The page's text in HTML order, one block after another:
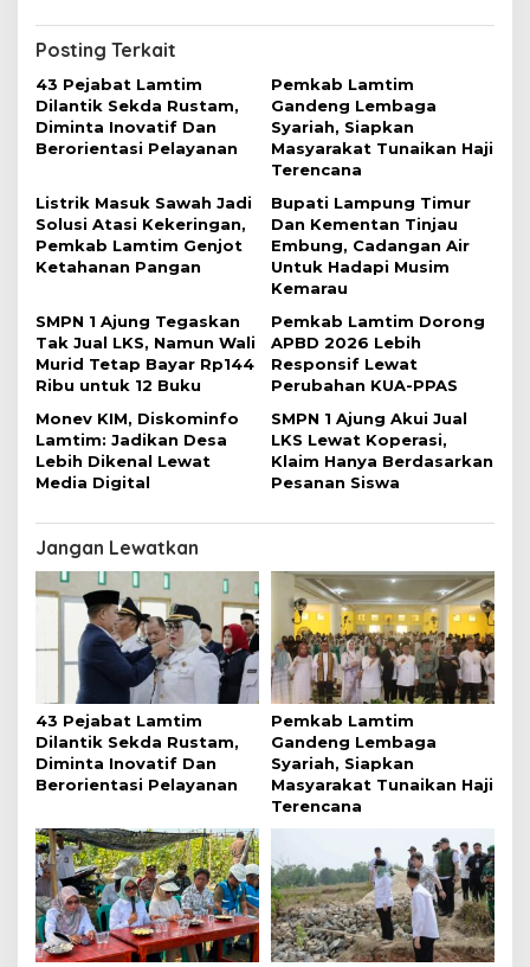
a
s
i
p
s
Posting Terkait
43 Pejabat Lamtim
Dilantik Sekda Rustam,
Diminta Inovatif Dan
Berorientasi Pelayanan
Pemkab Lamtim
Gandeng Lembaga
Syariah, Siapkan
Masyarakat Tunaikan Haji
Terencana
Listrik Masuk Sawah Jadi
Solusi Atasi Kekeringan,
Pemkab Lamtim Genjot
Ketahanan Pangan
Bupati Lampung Timur
Dan Kementan Tinjau
Embung, Cadangan Air
Untuk Hadapi Musim
Kemarau
SMPN 1 Ajung Tegaskan
Tak Jual LKS, Namun Wali
Murid Tetap Bayar Rp144
Ribu untuk 12 Buku
Pemkab Lamtim Dorong
APBD 2026 Lebih
Responsif Lewat
Perubahan KUA-PPAS
Monev KIM, Diskominfo
Lamtim: Jadikan Desa
Lebih Dikenal Lewat
Media Digital
SMPN 1 Ajung Akui Jual
LKS Lewat Koperasi,
Klaim Hanya Berdasarkan
Pesanan Siswa
Jangan Lewatkan
43 Pejabat Lamtim
Dilantik Sekda Rustam,
Diminta Inovatif Dan
Berorientasi Pelayanan
Pemkab Lamtim
Gandeng Lembaga
Syariah, Siapkan
Masyarakat Tunaikan Haji
Terencana